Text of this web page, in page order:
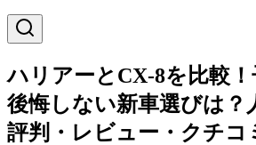
ハリアーとCX-8を比較
後悔しない新車選びは？
評判・レビュー・クチコ